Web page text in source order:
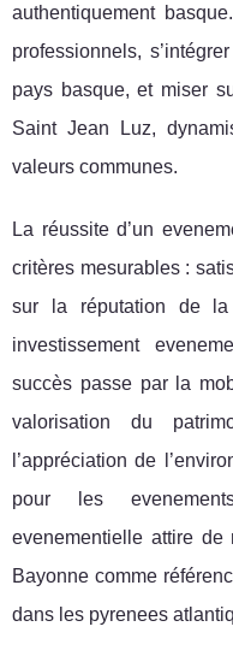
authentiquement
professionnels,
pays basque, et miser
Saint Jean Luz,
valeurs communes.
La réussite d’un
critères mesurables :
sur la réputation de
investissement
succès passe par la
valorisation du
l’appréciation de
pour les
evenementielle attire de
Bayonne comme
dans les pyrenees